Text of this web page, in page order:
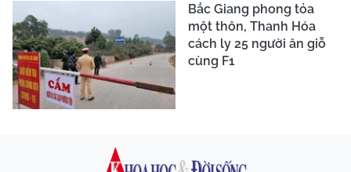
Bắc Giang phong tỏa
một thôn, Thanh Hóa
cách ly 25 người ăn giỗ
cùng F1